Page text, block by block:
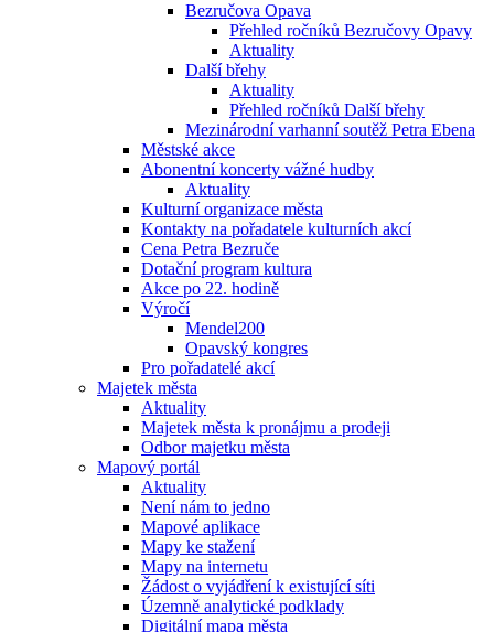
Bezručova Opava
Přehled ročníků Bezručovy Opavy
Aktuality
Další břehy
Aktuality
Přehled ročníků Další břehy
Mezinárodní varhanní soutěž Petra Ebena
Městské akce
Abonentní koncerty vážné hudby
Aktuality
Kulturní organizace města
Kontakty na pořadatele kulturních akcí
Cena Petra Bezruče
Dotační program kultura
Akce po 22. hodině
Výročí
Mendel200
Opavský kongres
Pro pořadatelé akcí
Majetek města
Aktuality
Majetek města k pronájmu a prodeji
Odbor majetku města
Mapový portál
Aktuality
Není nám to jedno
Mapové aplikace
Mapy ke stažení
Mapy na internetu
Žádost o vyjádření k existující síti
Územně analytické podklady
Digitální mapa města